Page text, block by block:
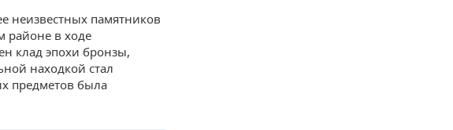
неизвестных памятников
районе в ходе
клад эпохи бронзы,
находкой стал
предметов была